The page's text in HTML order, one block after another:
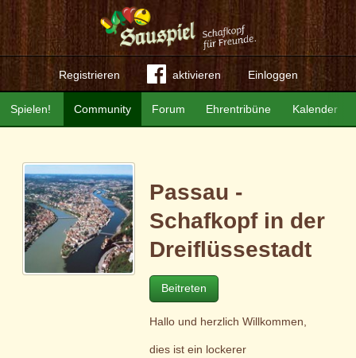
Registrieren aktivieren Einloggen
Community Forum Ehrentribüne Kalender
Spielen!
Passau -
Schafkopf in der
Dreiflüssestadt
Beitreten
Hallo und herzlich Willkommen,
dies ist ein lockerer